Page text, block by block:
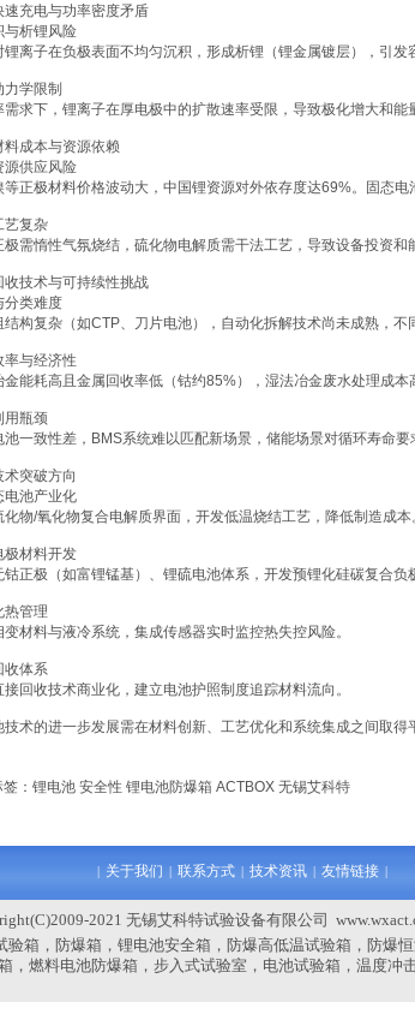
速充电与功率密度矛盾
与析锂风险
锂离子在负极表面不均匀沉积，形成析锂（锂金属镀层），引发
力学限制
需求下，锂离子在厚电极中的扩散速率受限，导致极化增大和能
料成本与资源依赖
源供应风险
等正极材料价格波动大，中国锂资源对外依存度达69%。固态
艺复杂
极需惰性气氛烧结，硫化物电解质需干法工艺，导致设备投资和
收技术与可持续性挑战
分类难度
结构复杂（如CTP、刀片电池），自动化拆解技术尚未成熟，不
率与经济性
金能耗高且金属回收率低（钴约85%），湿法冶金废水处理成
用瓶颈
池一致性差，BMS系统难以匹配新场景，储能场景对循环寿命要
术突破方向
电池产业化
化物/氧化物复合电解质界面，开发低温烧结工艺，降低制造成本
极材料开发
钴正极（如富锂锰基）、锂硫电池体系，开发预锂化硅碳复合负
热管理
变材料与液冷系统，集成传感器实时监控热失控风险。
收体系
接回收技术商业化，建立电池护照制度追踪材料流向。
技术的进一步发展需在材料创新、工艺优化和系统集成之间取得
： 锂电池 安全性 锂电池防爆箱 ACTBOX 无锡艾科特
2021 无锡艾科特试验设备有限公司
验箱，防爆箱，锂电池安全箱，防爆高低温试验箱，防爆
燃料电池防爆箱，步入式试验室，电池试验箱，温度冲
| 关于我们 | 联系方式 | 技术资讯 | 友情链接 |